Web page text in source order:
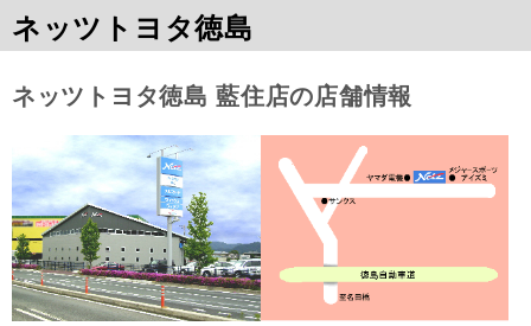
ネッツトヨタ徳島
ネッツトヨタ徳島 藍住店の店舗情報